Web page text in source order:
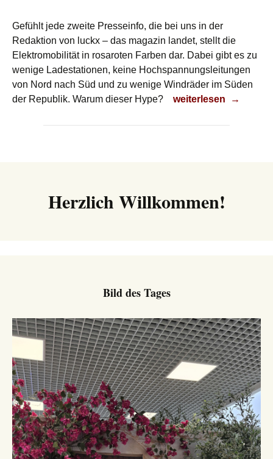
Gefühlt jede zweite Presseinfo, die bei uns in der
Redaktion von luckx – das magazin landet, stellt die
Elektromobilität in rosaroten Farben dar. Dabei gibt es zu
wenige Ladestationen, keine Hochspannungsleitungen
von Nord nach Süd und zu wenige Windräder im Süden
der Republik. Warum dieser Hype?
Fuhrpark
weiterlesen →
Herzlich Willkommen!
Bild des Tages